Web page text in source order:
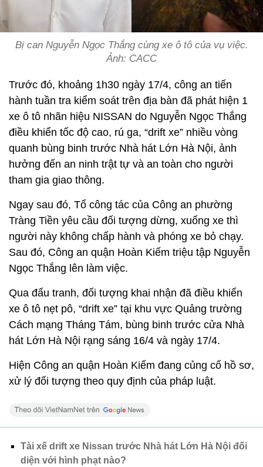
Bị can Nguyễn Ngọc Thắng cùng xe ô tô của vụ việc.
Ảnh: CACC
Trước đó, khoảng 1h30 ngày 17/4, công an tiến
hành tuần tra kiểm soát trên địa bàn đã phát hiện 1
xe ô tô nhãn hiệu NISSAN do Nguyễn Ngọc Thắng
điều khiển tốc độ cao, rú ga, “drift xe” nhiều vòng
quanh bùng binh trước Nhà hát Lớn Hà Nội, ảnh
hưởng đến an ninh trật tự và an toàn cho người
tham gia giao thông.
Ngay sau đó, Tổ công tác của Công an phường
Tràng Tiền yêu cầu đối tượng dừng, xuống xe thì
người này không chấp hành và phóng xe bỏ chạy.
Sau đó, Công an quận Hoàn Kiếm triệu tập Nguyễn
Ngọc Thắng lên làm việc.
Qua đấu tranh, đối tượng khai nhận đã điều khiển
xe ô tô nẹt pô, “drift xe” tại khu vực Quảng trường
Cách mạng Tháng Tám, bùng binh trước cửa Nhà
hát Lớn Hà Nội rạng sáng 16/4 và ngày 17/4.
Hiện Công an quận Hoàn Kiếm đang củng cố hồ sơ,
xử lý đối tượng theo quy định của pháp luật.
Tài xế drift xe Nissan trước Nhà hát Lớn Hà Nội đối
diện với hình phạt nào?